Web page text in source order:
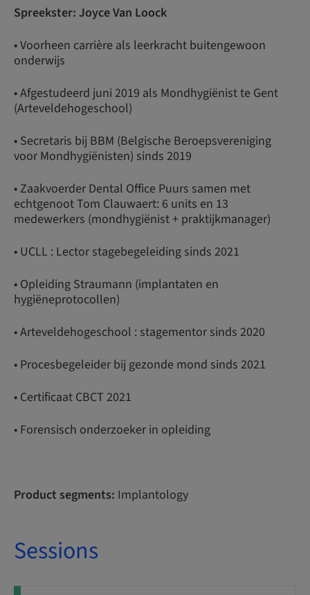
Spreekster: Joyce Van Loock
• Voorheen carrière als leerkracht buitengewoon
onderwijs
• Afgestudeerd juni 2019 als Mondhygiënist te Gent
(Arteveldehogeschool)
• Secretaris bij BBM (Belgische Beroepsvereniging
voor Mondhygiënisten) sinds 2019
• Zaakvoerder Dental Office Puurs samen met
echtgenoot Tom Clauwaert: 6 units en 13
medewerkers (mondhygiënist + praktijkmanager)
• UCLL : Lector stagebegeleiding sinds 2021
• Opleiding Straumann (implantaten en
hygiëneprotocollen)
• Arteveldehogeschool : stagementor sinds 2020
• Procesbegeleider bij gezonde mond sinds 2021
• Certificaat CBCT 2021
• Forensisch onderzoeker in opleiding
Product segments: Implantology
Sessions